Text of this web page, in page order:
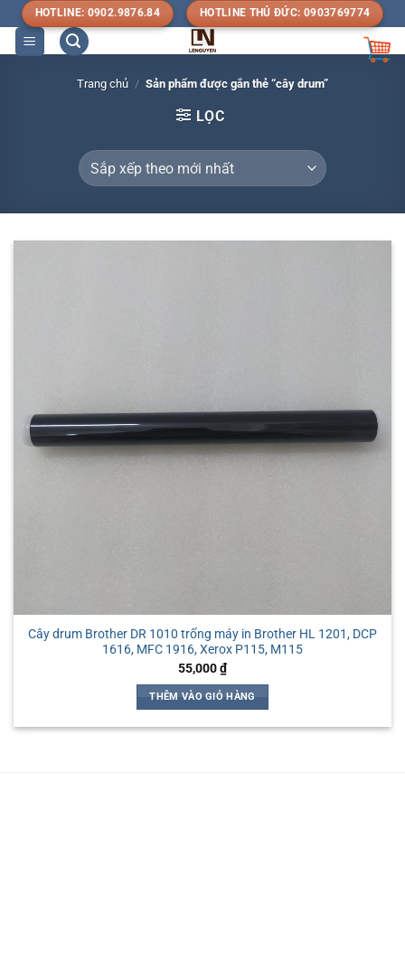
qua
nội
HOTLINE: 0902.9876.84 HOTLINE THỦ ĐỨC: 0903769774
Trang chủ / Sản phẩm được gắn thẻ “cây drum”
LỌC
Cây drum Brother DR 1010 trống máy in Brother HL 1201, DCP
1616, MFC 1916, Xerox P115, M115
55,000₫
THÊM VÀO GIỎ HÀNG